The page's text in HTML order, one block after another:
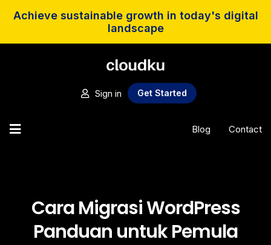
Achieve sustainable growth in today's digital
landscape
Sign in Get Started
Blog Contact
Cara Migrasi WordPress
Panduan untuk Pemula